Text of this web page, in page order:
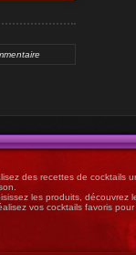
des recettes de cocktails
les produits, découvrez
vos cocktails favoris